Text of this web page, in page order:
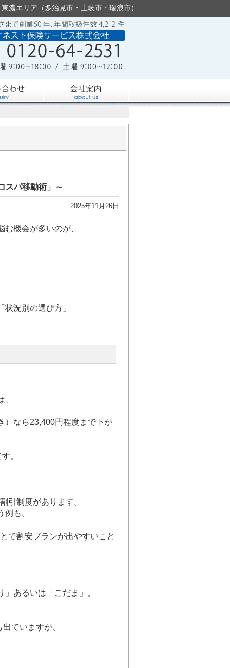
濃エリア（多治見市・土岐市・瑞浪市）
スパ移動術」～
2025年11月26日
機会が多いのが、
状況別の選び方」
）なら23,400円程度まで下が
。
引制度があります。
も。
で割安プランが出やすいこと
あるいは「こだま」。
ていますが、